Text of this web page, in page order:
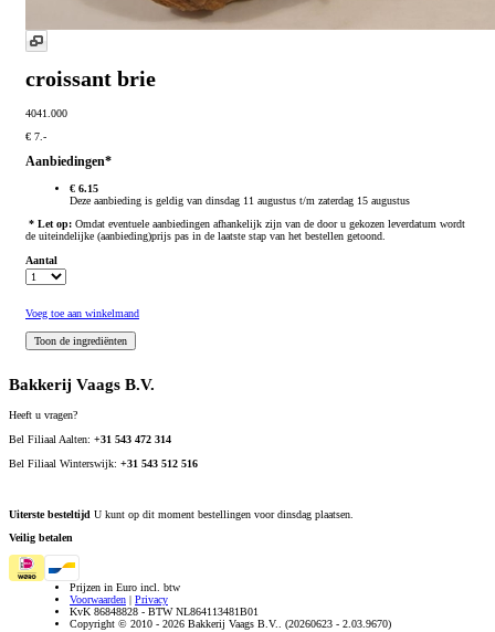
croissant brie
4041.000
€ 7.-
Aanbiedingen*
€ 6.15
Deze aanbieding is geldig van dinsdag 11 augustus t/m zaterdag 15 augustus
* Let op: Omdat eventuele aanbiedingen afhankelijk zijn van de door u gekozen leverdatum wordt
de uiteindelijke (aanbieding)prijs pas in de laatste stap van het bestellen getoond.
Aantal
Voeg toe aan winkelmand
Bakkerij Vaags B.V.
Heeft u vragen?
Bel Filiaal Aalten: +31 543 472 314
Bel Filiaal Winterswijk: +31 543 512 516
Uiterste besteltijd U kunt op dit moment bestellingen voor dinsdag plaatsen.
Veilig betalen
Prijzen in Euro incl. btw
Voorwaarden | Privacy
KvK 86848828 - BTW NL864113481B01
Copyright © 2010 - 2026 Bakkerij Vaags B.V.. (20260623 - 2.03.9670)